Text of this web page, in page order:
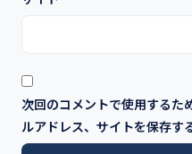
次回のコメントで使用するた
ルアドレス、サイトを保存する